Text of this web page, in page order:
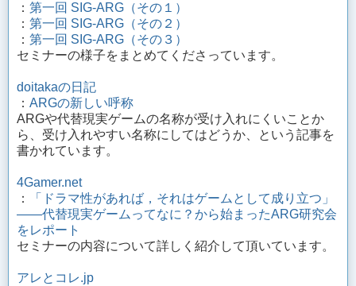
： 第一回 SIG-ARG（その１）
： 第一回 SIG-ARG（その２）
： 第一回 SIG-ARG（その３）
セミナーの様子をまとめてくださっています。
doitakaの日記
： ARGの新しい呼称
ARGや代替現実ゲームの名称が受け入れにくいことか
ら、受け入れやすい名称にしてはどうか、という記事を
書かれています。
4Gamer.net
：
「ドラマ性があれば，それはゲームとして成り立つ」
——代替現実ゲームってなに？から始まったARG研究会
をレポート
セミナーの内容について詳しく紹介して頂いています。
アレとコレ.jp